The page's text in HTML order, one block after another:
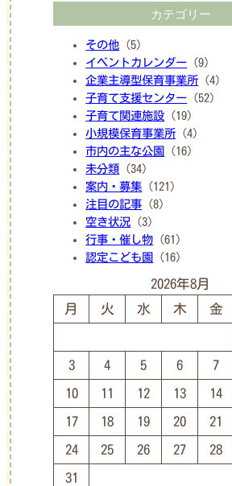
カテゴリー
その他 (5)
イベントカレンダー (9)
企業主導型保育事業所 (4)
子育て支援センター (52)
子育て関連施設 (19)
小規模保育事業所 (4)
市内の主な公園
(16)
未分類 (34)
案内・募集 (121)
注目の記事 (8)
空き状況 (3)
行事・催し物 (61)
認定こども園
(16)
2026年8月
月
火 水 木 金
3 4 5 6 7
10 11 12 13 14
17 18 19 20 21
24 25 26 27 28
31